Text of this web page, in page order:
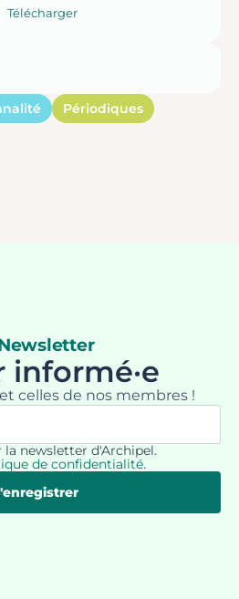
Télécharger
Périodiques
informé·e
celles de nos membres !
la newsletter d'Archipel.
de confidentialité.